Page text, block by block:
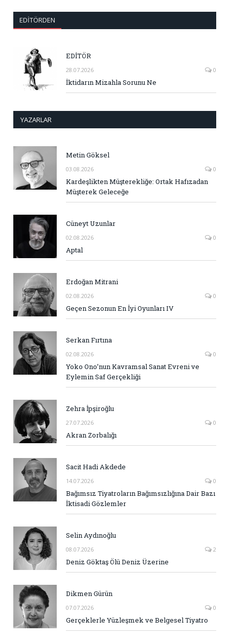
EDITÖRDEN
EDİTÖR
28.07.2026 0
İktidarın Mizahla Sorunu Ne
YAZARLAR
Metin Göksel
03.08.2026 0
Kardeşlikten Müşterekliğe: Ortak Hafızadan
Müşterek Geleceğe
Cüneyt Uzunlar
02.08.2026 0
Aptal
Erdoğan Mitrani
02.08.2026 0
Geçen Sezonun En İyi Oyunları IV
Serkan Fırtına
02.08.2026 0
Yoko Ono’nun Kavramsal Sanat Evreni ve
Eylemin Saf Gerçekliği
Zehra İpşiroğlu
27.07.2026 0
Akran Zorbalığı
Sacit Hadi Akdede
14.07.2026 0
Bağımsız Tiyatroların Bağımsızlığına Dair Bazı
İktisadi Gözlemler
Selin Aydınoğlu
08.07.2026 2
Deniz Göktaş Ölü Deniz Üzerine
Dikmen Gürün
07.07.2026 0
Gerçeklerle Yüzleşmek ve Belgesel Tiyatro